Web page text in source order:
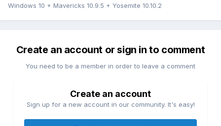
Windows 10 + Mavericks 10.9.5 + Yosemite 10.10.2
Create an account or sign in to comment
You need to be a member in order to leave a comment
Create an account
Sign up for a new account in our community. It's easy!